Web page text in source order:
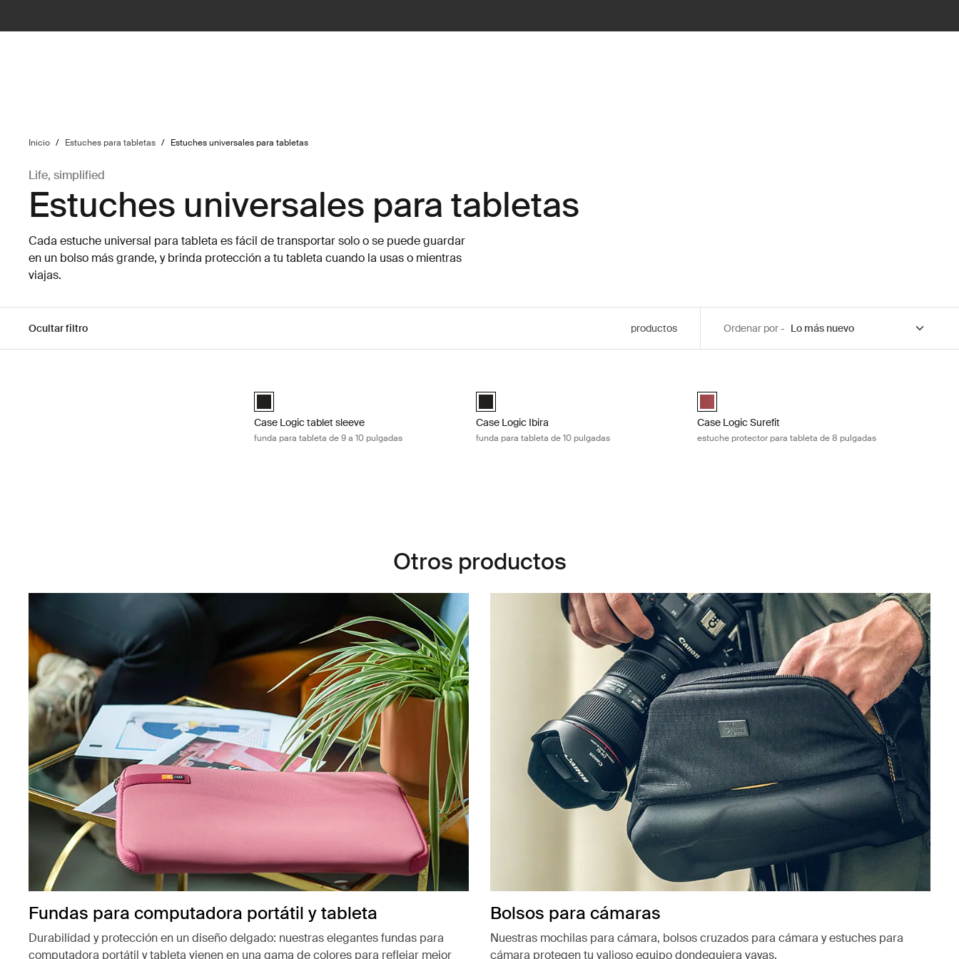
Inicio / Estuches para tabletas / Estuches universales para tabletas
Life, simplified
Estuches universales para tabletas
Cada estuche universal para tableta es fácil de transportar solo o se puede guardar
en un bolso más grande, y brinda protección a tu tableta cuando la usas o mientras
viajas.
Ocultar filtro productos Ordenar por -
Case Logic 9-10" Tablet Sleeve Negro (selected)
Case Logic tablet sleeve
funda para tableta de 9 a 10 pulgadas
Case Logic Ibira 10" Tablet Sleeve Negro (selected)
Case Logic Ibira
funda para tableta de 10 pulgadas
Case Logic Surefit Folio for 8" Tablets Boxcar (selected)
Case Logic Surefit
estuche protector para tableta de 8 pulgadas
Otros productos
Fundas para computadora portátil y tableta
Durabilidad y protección en un diseño delgado: nuestras elegantes fundas para
computadora portátil y tableta vienen en una gama de colores para reflejar mejor
Bolsos para cámaras
Nuestras mochilas para cámara, bolsos cruzados para cámara y estuches para
cámara protegen tu valioso equipo dondequiera vayas.